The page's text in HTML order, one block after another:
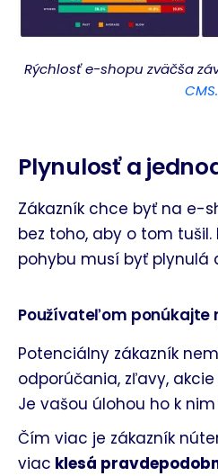
Rýchlosť e-shopu zväčša
CMS.
Plynulosť a
Zákazník chce byť na e-
bez toho, aby o tom
pohybu musí byť plynulá
Používateľom ponúkajte
Potenciálny zákazník
odporúčania, zľavy,
Je vašou úlohou ho k
Čím viac je zákazník
viac klesá